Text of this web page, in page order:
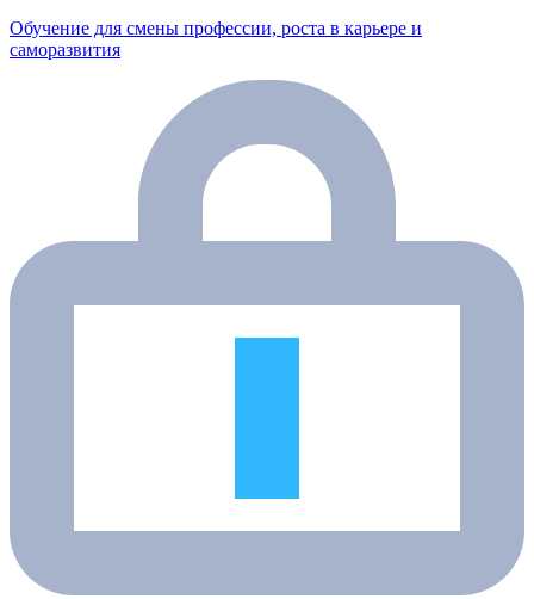
Обучение для смены профессии, роста в карьере и
саморазвития